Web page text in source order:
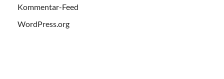
Kommentar-Feed
WordPress.org